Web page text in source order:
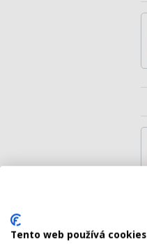
Tento web používá cookies